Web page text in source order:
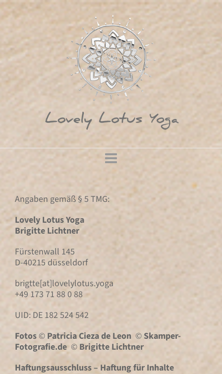
Angaben gemäß § 5 TMG:
Lovely Lotus Yoga
Brigitte Lichtner
Fürstenwall 145
D-40215 düsseldorf
brigtte[at]lovelylotus.yoga
+49 173 71 88 0 88
UID: DE 182 524 542
Fotos © Patricia Cieza de Leon © Skamper-
Fotografie.de© Brigitte Lichtner
Haftungsausschluss – Haftung für Inhalte